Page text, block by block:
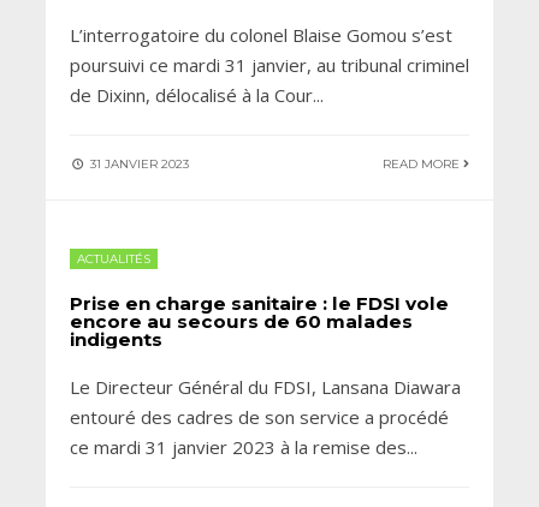
L’interrogatoire du colonel Blaise Gomou s’est
poursuivi ce mardi 31 janvier, au tribunal criminel
de Dixinn, délocalisé à la Cour...
31 JANVIER 2023 READ MORE
ACTUALITÉS
Prise en charge sanitaire : le FDSI vole
encore au secours de 60 malades
indigents
Le Directeur Général du FDSI, Lansana Diawara
entouré des cadres de son service a procédé
ce mardi 31 janvier 2023 à la remise des...